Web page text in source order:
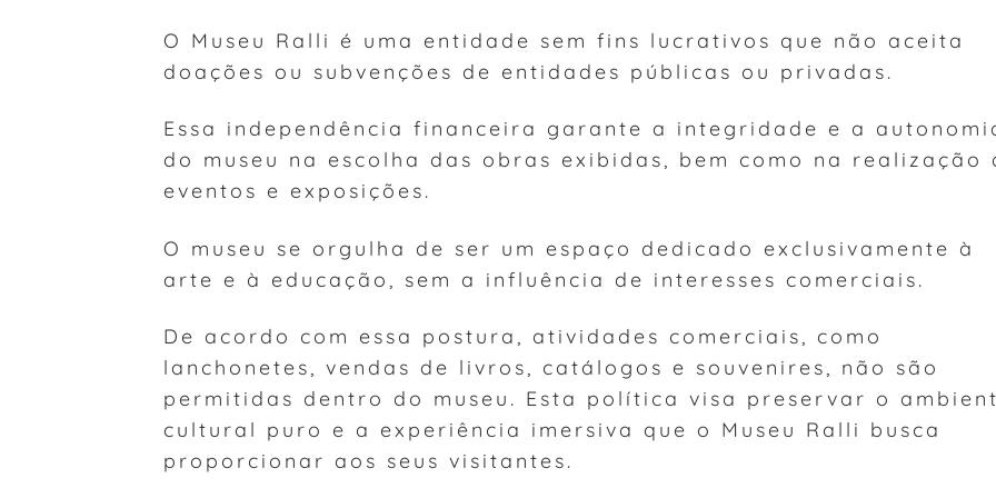
O Museu Ralli é uma entidade sem fins lucrativos que não aceita
doações ou subvenções de entidades públicas ou privadas.
Essa independência financeira garante a integridade e a
do museu na escolha das obras exibidas, bem como na realização
eventos e exposições.
O museu se orgulha de ser um espaço dedicado exclusivamente à
arte e à educação, sem a influência de interesses comerciais.
De acordo com essa postura, atividades comerciais, como
lanchonetes, vendas de livros, catálogos e souvenires, não são
permitidas dentro do museu. Esta política visa preservar o
cultural puro e a experiência imersiva que o Museu Ralli busca
proporcionar aos seus visitantes.